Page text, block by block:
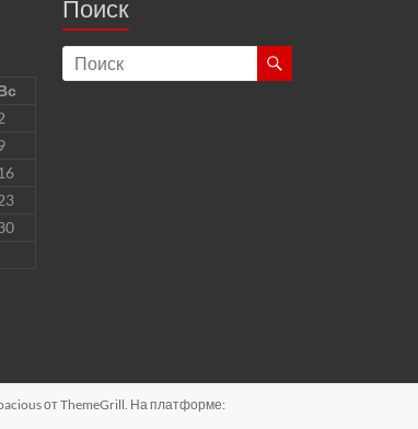
Поиск
от ThemeGrill. На платформе: